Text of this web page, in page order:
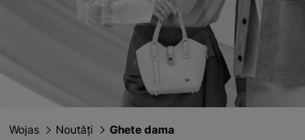
Wojas Noutăți Ghete dama